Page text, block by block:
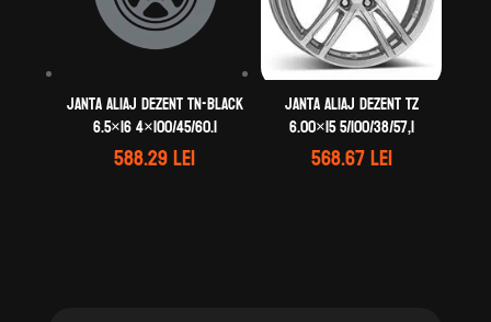
Janta aliaj DEZENT TN-black
6.5×16 4×100/45/60.1
588.29lei
Janta aliaj DEZENT TZ
6.00×15 5/100/38/57,1
568.67lei